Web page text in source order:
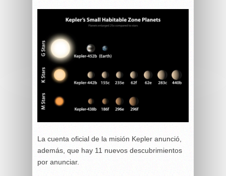
La cuenta oficial de la misión Kepler anunció,
además, que hay 11 nuevos descubrimientos
por anunciar.